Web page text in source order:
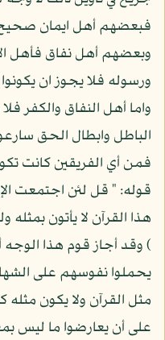
فبعضهم أهل ايمان
وبعضهم أهل نفاق فأهل
ورسوله فلا يجوز ان
واما أهل النفاق والكفر
الباطل وابطال الحق
فمن أي الفريقين كانت
قوله: " قل لئن اجتمعت
) وقد أجاز قوم هذا الوجه
يحملوا نفوسهم على
مثل القرآن ولا يكون
على أن يعارضوا ما ليس